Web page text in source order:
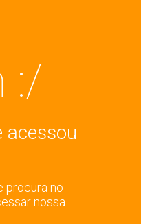
:/
acessou
procura no
nossa